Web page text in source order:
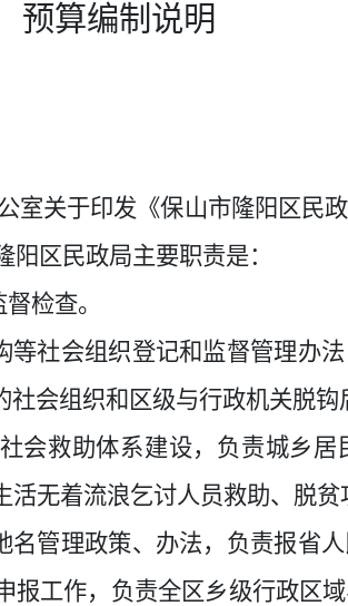
预算编制说明
室关于印发《保山市隆阳区民
区民政局主要职责是：
检查。
社会组织登记和监督管理办
会组织和区级与行政机关脱
会救助体系建设，负责城乡
无着流浪乞讨人员救助、脱
管理政策、办法，负责报省
工作，负责全区乡级行政区